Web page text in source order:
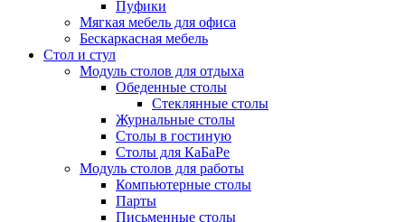
Пуфики
Мягкая мебель для офиса
Бескаркасная мебель
Стол и стул
Модуль столов для отдыха
Обеденные столы
Стеклянные столы
Журнальные столы
Столы в гостиную
Столы для КаБаРе
Модуль столов для работы
Компьютерные столы
Парты
Письменные столы